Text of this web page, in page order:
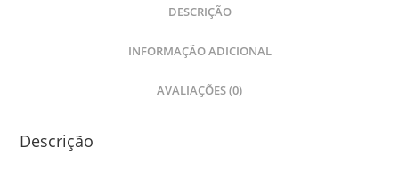
DESCRIÇÃO
INFORMAÇÃO ADICIONAL
AVALIAÇÕES (0)
Descrição